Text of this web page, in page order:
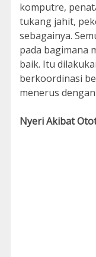
komputre,
tukang jahit,
sebagainya.
pada bagimana
baik. Itu
berkoordinasi
menerus
Nyeri Akibat